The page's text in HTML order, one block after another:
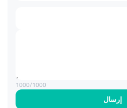
إرسال
1000/1000